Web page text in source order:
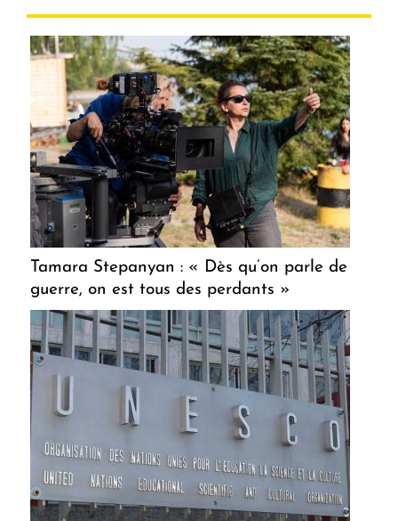
Tamara Stepanyan : « Dès qu’on parle de
guerre, on est tous des perdants »